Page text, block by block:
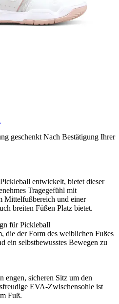
geschenkt Nach Bestätigung Ihrer
entwickelt, bietet dieser
Tragegefühl mit
Mittelfußbereich und einer
breiten Füßen Platz bietet.
für Pickleball
die der Form des weiblichen Fußes
ein selbstbewusstes Bewegen zu
engen, sicheren Sitz um den
EVA-Zwischensohle ist
Fuß.